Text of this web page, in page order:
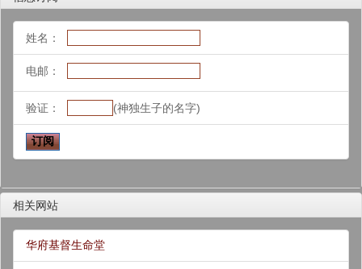
姓名：
电邮：
验证： (神独生子的名字)
相关网站
华府基督生命堂